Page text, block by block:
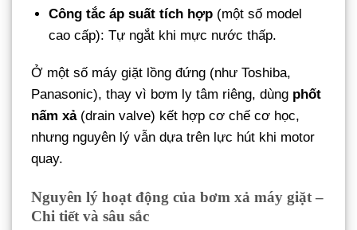
Công tắc áp suất tích hợp (một số model
cao cấp): Tự ngắt khi mực nước thấp.
Ở một số máy giặt lồng đứng (như Toshiba,
Panasonic), thay vì bơm ly tâm riêng, dùng phốt
nấm xả(drain valve) kết hợp cơ chế cơ học,
nhưng nguyên lý vẫn dựa trên lực hút khi motor
quay.
Nguyên lý hoạt động của bơm xả máy giặt –
Chi tiết và sâu sắc